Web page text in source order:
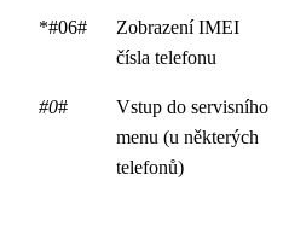
*#06#
Zobrazení IMEI
čísla telefonu
#0#
Vstup do servisního
menu (u některých
telefonů)